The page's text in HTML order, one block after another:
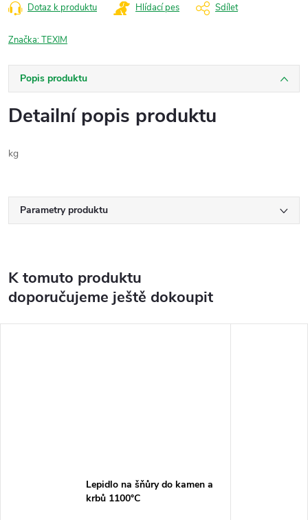
Dotaz k produktu Hlídací pes Sdílet
Značka:TEXIM
Popis produktu
Detailní popis produktu
kg
Parametry produktu
K tomuto produktu
doporučujeme ještě dokoupit
Lepidlo na šňůry do kamen a
krbů 1100°C